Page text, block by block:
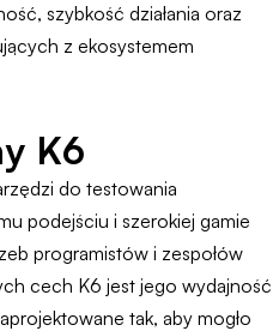
szybkość działania oraz
z ekosystemem
K6
do testowania
podejściu i szerokiej gamie
programistów i zespołów
cech K6 jest jego wydajność
tak, aby mogło